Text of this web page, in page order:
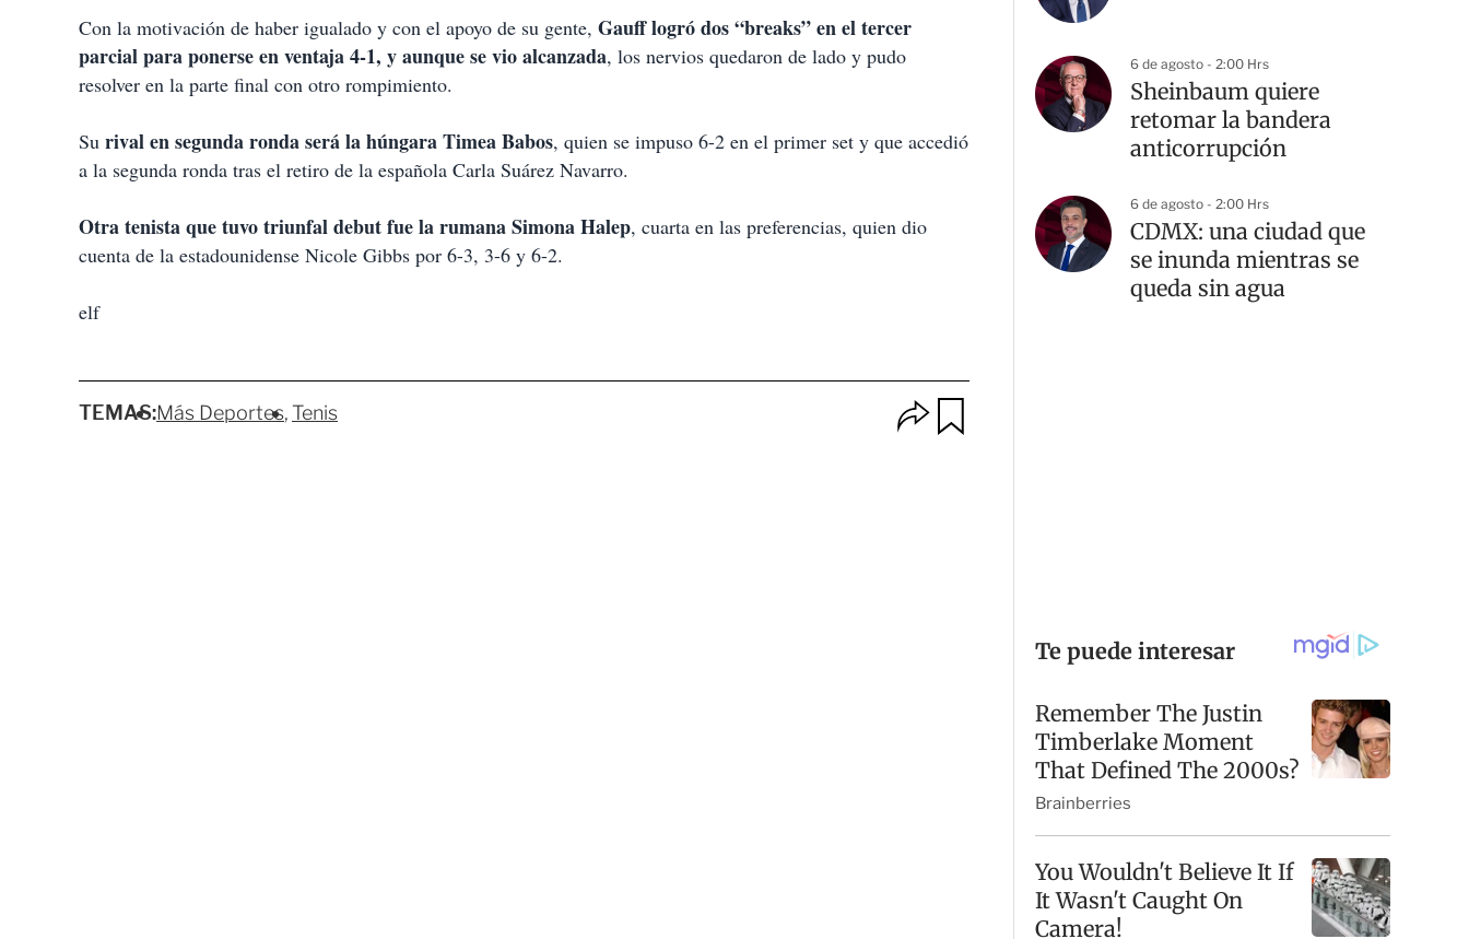
Con la motivación de haber igualado y con el apoyo de su gente, Gauff logró dos “breaks” en el tercer
parcial para ponerse en ventaja 4-1, y aunque se vio alcanzada, los nervios quedaron de lado y pudo
resolver en la parte final con otro rompimiento.
Su rival en segunda ronda será la húngara Timea Babos, quien se impuso 6-2 en el primer set y que accedió
a la segunda ronda tras el retiro de la española Carla Suárez Navarro.
Otra tenista que tuvo triunfal debut fue la rumana Simona Halep, cuarta en las preferencias, quien dio
cuenta de la estadounidense Nicole Gibbs por 6-3, 3-6 y 6-2.
elf
TEMAS:Más Deportes Tenis
p
6 de agosto - 2:00 Hrs
Sheinbaum quiere
retomar la bandera
anticorrupción
6 de agosto - 2:00 Hrs
CDMX: una ciudad que
se inunda mientras se
queda sin agua